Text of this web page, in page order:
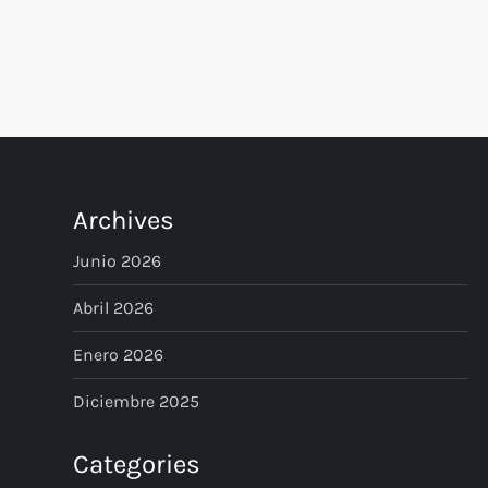
t
s
p
a
g
i
Archives
Junio 2026
Abril 2026
Enero 2026
Diciembre 2025
Categories